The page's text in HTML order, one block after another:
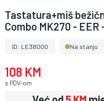
Tastatura+miš
Combo MK270 -
ID: LE38000 Na stanju
108 KM
s PDV-om